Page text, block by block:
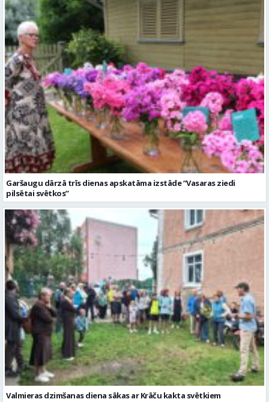
Garšaugu dārzā trīs dienas apskatāma izstāde “Vasaras ziedi
pilsētai svētkos”
Valmieras dzimšanas diena sākas ar Krāču kakta svētkiem